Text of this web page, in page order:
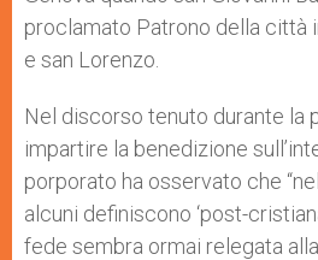
proclamato Patrono della città
e san Lorenzo.
Nel discorso tenuto durante la
impartire la benedizione
porporato ha osservato che
alcuni definiscono ‘post-
fede sembra ormai relegata